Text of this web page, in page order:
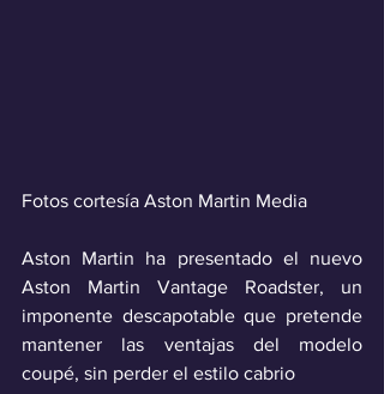
Fotos cortesía Aston Martin Media
Aston Martin ha presentado el nuevo
Aston Martin Vantage Roadster, un
imponente descapotable que pretende
mantener las ventajas del modelo
coupé, sin perder el estilo cabrio